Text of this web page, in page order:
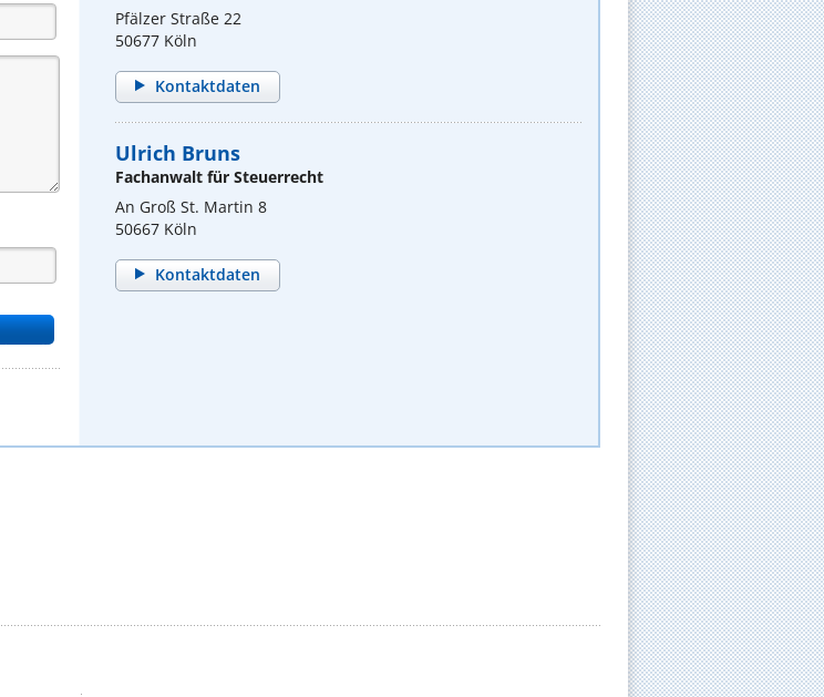
Pfälzer Straße 22
50677 Köln
Kontaktdaten
Ulrich Bruns
Fachanwalt für Steuerrecht
An Groß St. Martin 8
50667 Köln
Kontaktdaten